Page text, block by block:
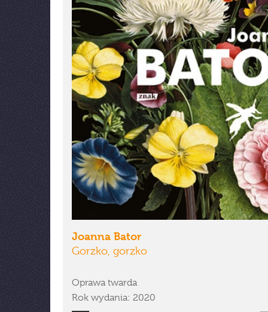
Joanna Bator
Gorzko, gorzko
Oprawa twarda
Rok wydania: 2020